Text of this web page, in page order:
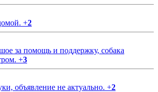
+2
за помощь и поддержку, собака
+3
объявление не актуально. +2